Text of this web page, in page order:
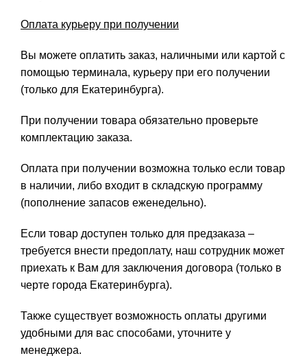
Оплата курьеру при получении
Вы можете оплатить заказ, наличными или картой с
помощью терминала, курьеру при его получении
(только для Екатеринбурга).
При получении товара обязательно проверьте
комплектацию заказа.
Оплата при получении возможна только если товар
в наличии, либо входит в складскую программу
(пополнение запасов еженедельно).
Если товар доступен только для предзаказа –
требуется внести предоплату, наш сотрудник может
приехать к Вам для заключения договора (только в
черте города Екатеринбурга).
Также существует возможность оплаты другими
удобными для вас способами, уточните у
менеджера.